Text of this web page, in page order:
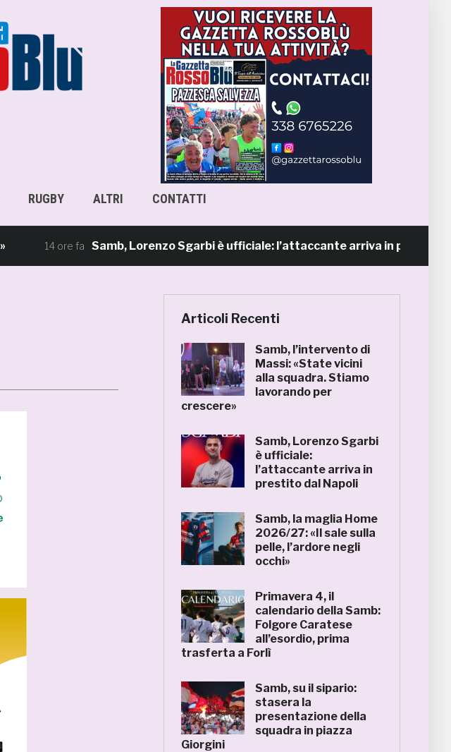
RUGBY ALTRI CONTATTI
14 ore fa Samb, Lorenzo Sgarbi è ufficiale: l’attaccante arriva in prestito dal
Articoli Recenti
Samb, l’intervento di
Massi: «State vicini
alla squadra. Stiamo
lavorando per
crescere»
Samb, Lorenzo Sgarbi
è ufficiale:
l’attaccante arriva in
prestito dal Napoli
Samb, la maglia Home
2026/27: «Il sale sulla
pelle, l’ardore negli
occhi»
Primavera 4, il
calendario della Samb:
Folgore Caratese
all’esordio, prima
trasferta a Forlì
Samb, su il sipario:
stasera la
presentazione della
squadra in piazza
Giorgini